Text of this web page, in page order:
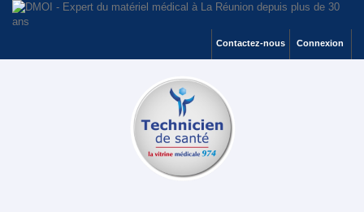
Connexion
Contactez-nous